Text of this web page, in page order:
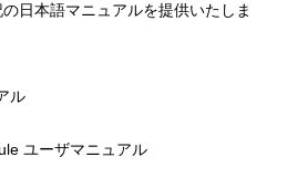
日本語マニュアルを提供いたしま
ル
ユーザマニュアル